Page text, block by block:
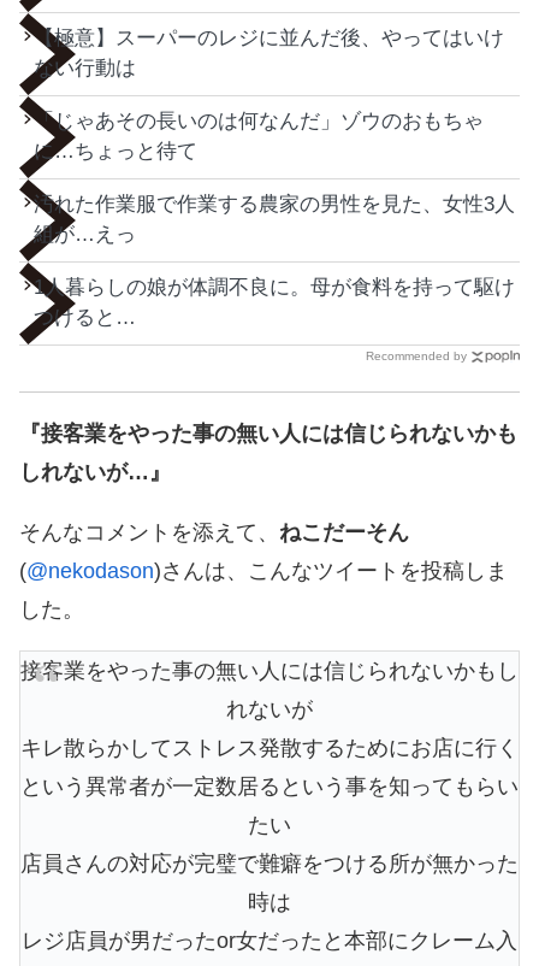
【極意】スーパーのレジに並んだ後、やってはいけ
ない行動は
「じゃあその長いのは何なんだ」ゾウのおもちゃ
に…ちょっと待て
汚れた作業服で作業する農家の男性を見た、女性3人
組が…えっ
1人暮らしの娘が体調不良に。母が食料を持って駆け
つけると…
Recommended by
『接客業をやった事の無い人には信じられないかも
しれないが…』
そんなコメントを添えて、 ねこだーそん
(@nekodason)さんは、こんなツイートを投稿しま
した。
接客業をやった事の無い人には信じられないかもし
れないが
キレ散らかしてストレス発散するためにお店に行く
という異常者が一定数居るという事を知ってもらい
たい
店員さんの対応が完璧で難癖をつける所が無かった
時は
レジ店員が男だったor女だったと本部にクレーム入